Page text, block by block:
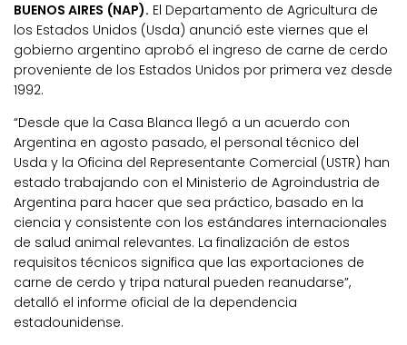
BUENOS AIRES (NAP). El Departamento de Agricultura de
los Estados Unidos (Usda) anunció este viernes que el
gobierno argentino aprobó el ingreso de carne de cerdo
proveniente de los Estados Unidos por primera vez desde
1992.
“Desde que la Casa Blanca llegó a un acuerdo con
Argentina en agosto pasado, el personal técnico del
Usda y la Oficina del Representante Comercial (USTR) han
estado trabajando con el Ministerio de Agroindustria de
Argentina para hacer que sea práctico, basado en la
ciencia y consistente con los estándares internacionales
de salud animal relevantes. La finalización de estos
requisitos técnicos significa que las exportaciones de
carne de cerdo y tripa natural pueden reanudarse”,
detalló el informe oficial de la dependencia
estadounidense.